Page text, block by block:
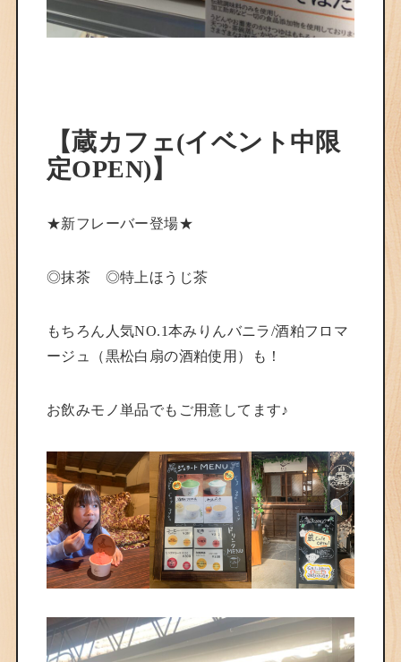
【蔵カフェ(イベント中限
定OPEN)】
★新フレーバー登場★
◎抹茶 ◎特上ほうじ茶
もちろん人気NO.1本みりんバニラ/酒粕フロマ
ージュ（黒松白扇の酒粕使用）も！
お飲みモノ単品でもご用意してます♪